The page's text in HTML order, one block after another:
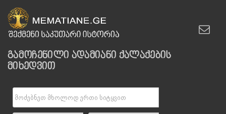
გამოჩენილი ადამიანი ქალაქების
მიხედვით